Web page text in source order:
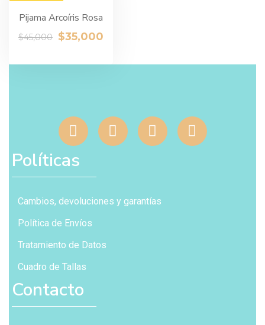
Pijama Arcoíris Rosa
$45,000 $35,000
Políticas
Cambios, devoluciones y garantías
Política de Envíos
Tratamiento de Datos
Cuadro de Tallas
Contacto